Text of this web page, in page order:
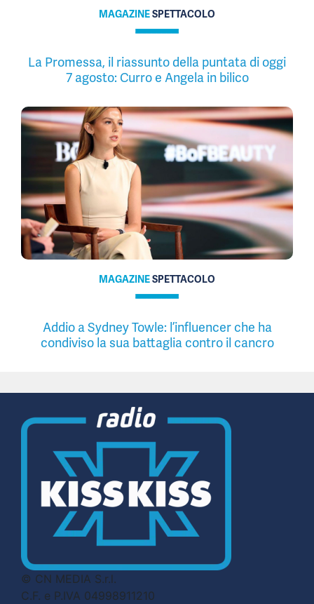
MAGAZINESPETTACOLO
La Promessa, il riassunto della puntata di oggi
7 agosto: Curro e Angela in bilico
MAGAZINESPETTACOLO
Addio a Sydney Towle: l’influencer che ha
condiviso la sua battaglia contro il cancro
© CN MEDIA S.r.l.
C.F. e P.IVA 04998911210